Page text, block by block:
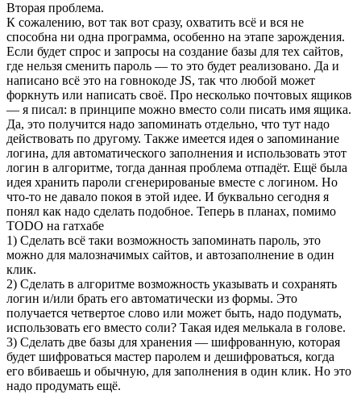
Вторая проблема.
К сожалению, вот так вот сразу, охватить всё и вся не
способна ни одна программа, особенно на этапе зарождения.
Если будет спрос и запросы на создание базы для тех сайтов,
где нельзя сменить пароль — то это будет реализовано. Да и
написано всё это на говнокоде JS, так что любой может
форкнуть или написать своё. Про несколько почтовых ящиков
— я писал: в принципе можно вместо соли писать имя ящика.
Да, это получится надо запоминать отдельно, что тут надо
действовать по другому. Также имеется идея о запоминание
логина, для автоматического заполнения и использовать этот
логин в алгоритме, тогда данная проблема отпадёт. Ещё была
идея хранить пароли сгенерированые вместе с логином. Но
что-то не давало покоя в этой идее. И буквально сегодня я
понял как надо сделать подобное. Теперь в планах, помимо
TODO на гатхабе
1) Сделать всё таки возможность запоминать пароль, это
можно для малозначимых сайтов, и автозаполнение в один
клик.
2) Сделать в алгоритме возможность указывать и сохранять
логин и/или брать его автоматически из формы. Это
получается четвертое слово или может быть, надо подумать,
использовать его вместо соли? Такая идея мелькала в голове.
3) Сделать две базы для хранения — шифрованную, которая
будет шифроваться мастер паролем и дешифроваться, когда
его вбиваешь и обычную, для заполнения в один клик. Но это
надо продумать ещё.